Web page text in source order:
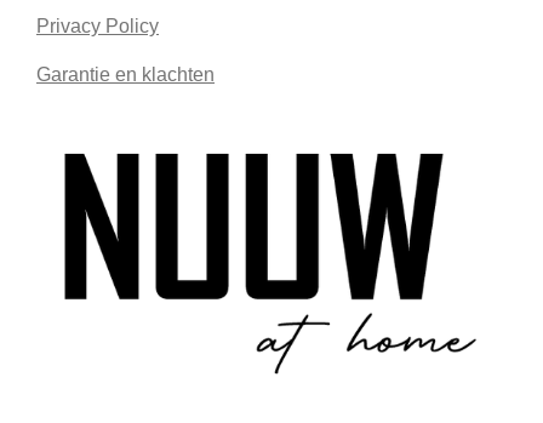
Privacy Policy
Garantie en klachten